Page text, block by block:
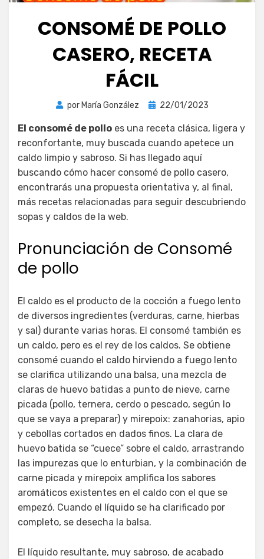
CONSOMÉ DE POLLO
CASERO, RECETA
FÁCIL
por María González
Publicada
22/01/2023
El consomé de pollo es una receta clásica, ligera y
reconfortante, muy buscada cuando apetece un
caldo limpio y sabroso. Si has llegado aquí
buscando cómo hacer consomé de pollo casero,
encontrarás una propuesta orientativa y, al final,
más recetas relacionadas para seguir descubriendo
sopas y caldos de la web.
Pronunciación de Consomé
de pollo
El caldo es el producto de la cocción a fuego lento
de diversos ingredientes (verduras, carne, hierbas
y sal) durante varias horas. El consomé también es
un caldo, pero es el rey de los caldos. Se obtiene
consomé cuando el caldo hirviendo a fuego lento
se clarifica utilizando una balsa, una mezcla de
claras de huevo batidas a punto de nieve, carne
picada (pollo, ternera, cerdo o pescado, según lo
que se vaya a preparar) y mirepoix: zanahorias, apio
y cebollas cortados en dados finos. La clara de
huevo batida se “cuece” sobre el caldo, arrastrando
las impurezas que lo enturbian, y la combinación de
carne picada y mirepoix amplifica los sabores
aromáticos existentes en el caldo con el que se
empezó. Cuando el líquido se ha clarificado por
completo, se desecha la balsa.
El líquido resultante, muy sabroso, de acabado